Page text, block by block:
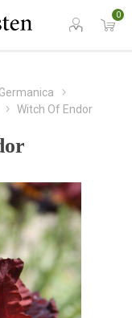
0
Witch Of Endor